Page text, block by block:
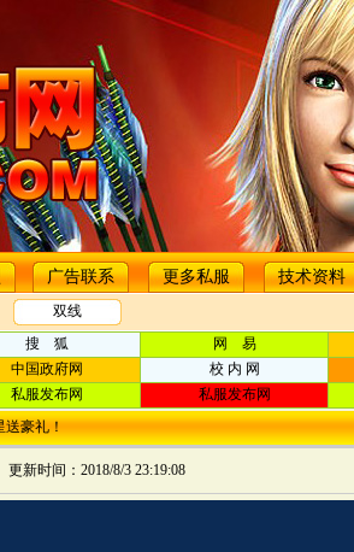
广告联系 更多私服 技术资料
双线
搜 狐 网 易
中国政府网 校 内 网
私服发布网 私服发布网
豪礼！
更新时间：2018/8/3 23:19:08